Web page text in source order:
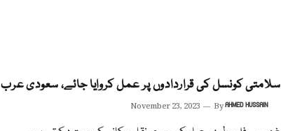
سلامتی کونسل کی قراردادوں پر عمل کروایا جائے، سعودی عرب
November 23, 2023 ByAHMED HUSSAIN